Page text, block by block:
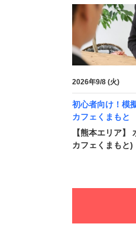
2026年9/8 (火)
初心者向け！
カフェくまもと
【熊本エリア】
カフェくまもと)